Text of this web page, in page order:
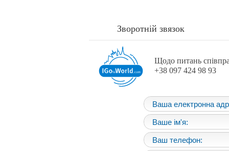
Зворотній звязок
Щодо питань
+38 097 424 98 93